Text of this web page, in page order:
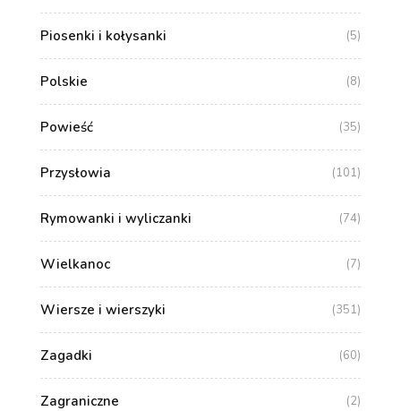
Piosenki i kołysanki (5)
Polskie (8)
Powieść (35)
Przysłowia (101)
Rymowanki i wyliczanki (74)
Wielkanoc (7)
Wiersze i wierszyki (351)
Zagadki (60)
Zagraniczne (2)